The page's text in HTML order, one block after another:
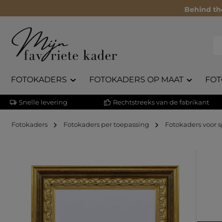
Behind
FOTOKADERS FOTOKADERS OP MAAT
Snelle levering Rechtstreeks van de fabrikant
Fotokaders Fotokaders per toepassing Fotokaders voor